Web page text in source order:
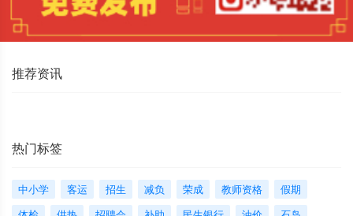
推荐资讯
热门标签
中小学 客运 招生 减负 荣成 教师资格
假期